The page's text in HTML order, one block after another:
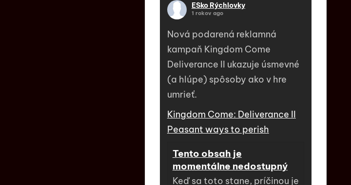
ESko Rýchlovky
1 rokov ago
Nová podarená reklamná
kampaň Kingdom Come
Deliverance II ukazuje úsmevné
(a hlúpe) spôsoby ako v hre
umrieť.
Kingdom Come: Deliverance II
Peasant ways to perish
Tento obsah je
momentálne nedostupný
Keď sa toto stane, príčinou je